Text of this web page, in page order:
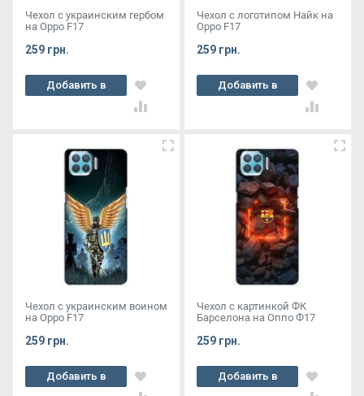
Чехол с украинским гербом
на Oppo F17
259 грн.
Добавить в
корзину
Чехол с логотипом Найк на
Oppo F17
259 грн.
Добавить в
корзину
Чехол с украинским воином
на Oppo F17
259 грн.
Добавить в
корзину
Чехол с картинкой ФК
Барселона на Оппо Ф17
259 грн.
Добавить в
корзину